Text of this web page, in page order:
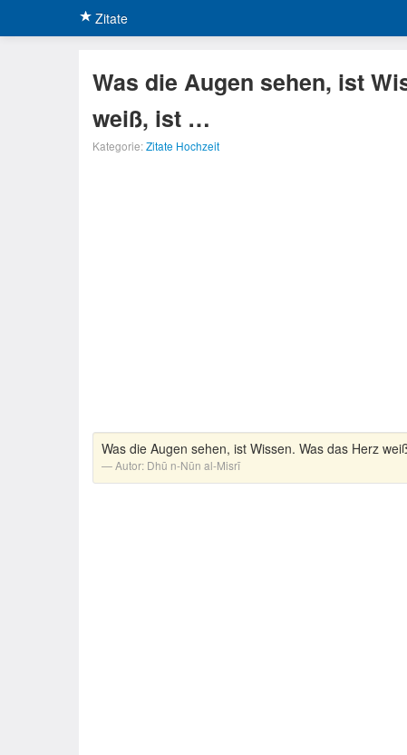
Zitate
Was die Augen sehen, ist
weiß, ist …
Kategorie:Zitate Hochzeit
Was die Augen sehen, ist Wissen. Was das Herz
Autor: Dhū n-Nūn al-Misrī